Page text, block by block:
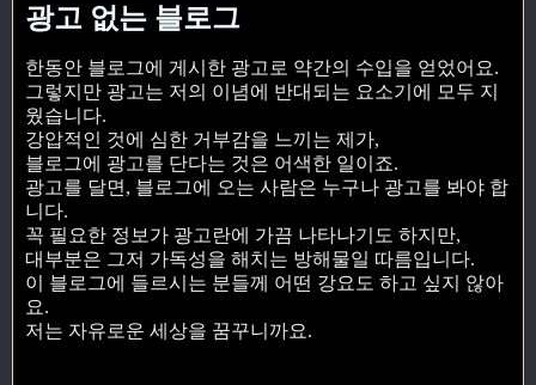
광고 없는 블로그
한동안 블로그에 게시한 광고로 약간의 수입을 얻었어요.
그렇지만 광고는 저의 이념에 반대되는 요소기에 모두 지
웠습니다.
강압적인 것에 심한 거부감을 느끼는 제가,
블로그에 광고를 단다는 것은 어색한 일이죠.
광고를 달면, 블로그에 오는 사람은 누구나 광고를 봐야 합
니다.
꼭 필요한 정보가 광고란에 가끔 나타나기도 하지만,
대부분은 그저 가독성을 해치는 방해물일 따름입니다.
이 블로그에 들르시는 분들께 어떤 강요도 하고 싶지 않아
요.
저는 자유로운 세상을 꿈꾸니까요.